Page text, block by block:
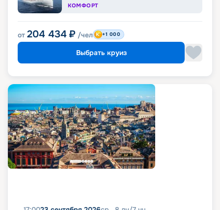
КОМФОРТ
от 204 434 ₽ /чел +1 000
Выбрать круиз